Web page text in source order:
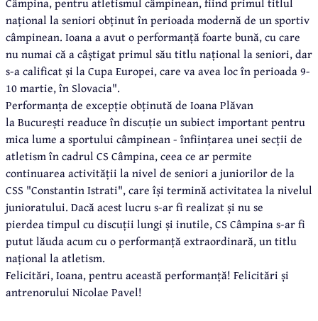
național la seniori obținut în perioada modernă de un sportiv
câmpinean. Ioana a avut o performanță foarte bună, cu care
nu numai că a câștigat primul său titlu național la seniori, dar
s-a calificat și la Cupa Europei, care va avea loc în perioada 9-
10 martie, în Slovacia".
Performanța de excepție obținută de Ioana Plăvan
la București readuce în discuție un subiect important pentru
mica lume a sportului câmpinean - înființarea unei secții de
atletism în cadrul CS Câmpina, ceea ce ar permite
continuarea activității la nivel de seniori a juniorilor de la
CSS "Constantin Istrati", care își termină activitatea la nivelul
junioratului. Dacă acest lucru s-ar fi realizat și nu se
pierdea timpul cu discuții lungi și inutile, CS Câmpina s-ar fi
putut lăuda acum cu o performanță extraordinară, un titlu
național la atletism.
Felicitări, Ioana, pentru această performanță! Felicitări și
antrenorului Nicolae Pavel!